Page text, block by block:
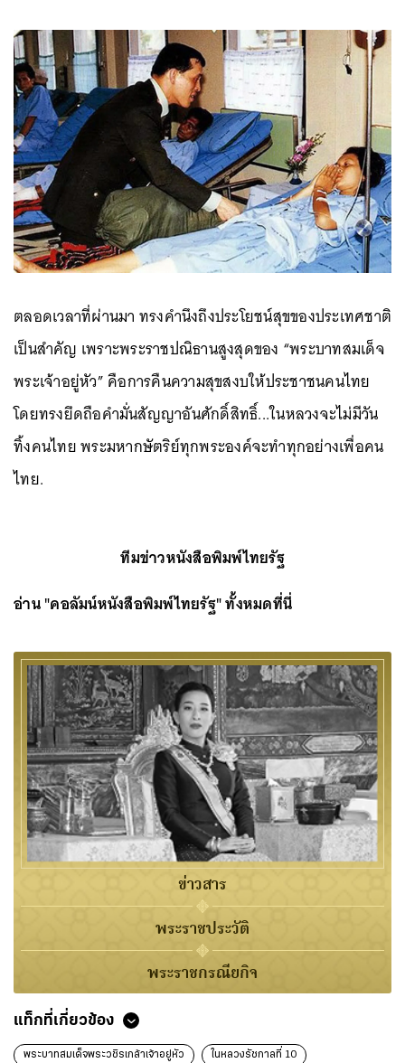
ตลอดเวลาที่ผ่านมา ทรงคำนึงถึงประโยชน์สุขของประเทศชาติ
เป็นสำคัญ เพราะพระราชปณิธานสูงสุดของ “พระบาทสมเด็จ
พระเจ้าอยู่หัว” คือการคืนความสุขสงบให้ประชาชนคนไทย
โดยทรงยึดถือคำมั่นสัญญาอันศักดิ์สิทธิ์...ในหลวงจะไม่มีวัน
ทิ้งคนไทย พระมหากษัตริย์ทุกพระองค์จะทำทุกอย่างเพื่อคน
ไทย.
ทีมข่าวหนังสือพิมพ์ไทยรัฐ
อ่าน "คอลัมน์หนังสือพิมพ์ไทยรัฐ" ทั้งหมดที่นี่
ข่าวสาร
พระราชประวัติ
พระราชกรณียกิจ
แท็กที่เกี่ยวข้อง
พระบาทสมเด็จพระวชิรเกล้าเจ้าอยู่หัว ในหลวงรัชกาลที่ 10